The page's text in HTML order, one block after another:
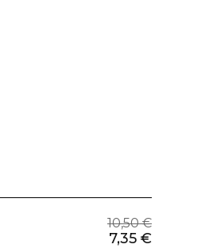
10,50 €
7,35 €